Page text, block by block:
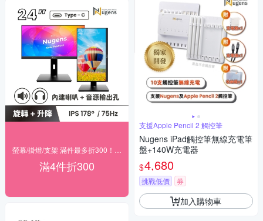
滿4件折300
支援Apple Pencil 2 觸控筆
Nugens iPad觸控筆無線充電筆
盤+140W充電器
$4,680
挑戰低價 券
加入購物車